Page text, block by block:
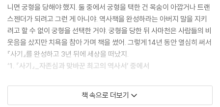
니면 궁형을 당해야 했지. 둘 중에서 궁형을 택한 건 목숨이 아깝거나 트랜
스젠더가 되려고 그런 게 아니야. 역사책을 완성하라는 아버지 말을 지키
려고 할 수 없이 궁형을 선택한 거야. 궁형을 당한 뒤 사마천은 사람들의 비
웃음을 샀지만 치욕을 참아 가며 책을 썼어. 그렇게 14년 동안 열심히 써서
『사기』를 완성하고 3년 뒤에 세상을 떠났지.
‘1. 『사기』_자존심과 맞바꾼 최고의 역사서’ 중에서
10-공자께서 말씀하셨다.
“잘못이 있어도 고치지 않는 것, 이것이 바로 잘못이다.” - 「위령공」 편
책 속으로 더보기